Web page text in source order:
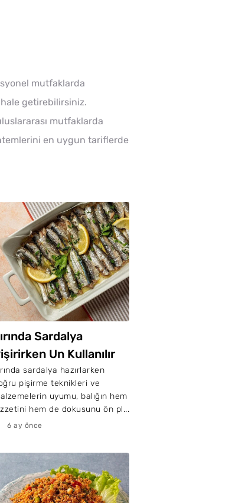
mutfaklarda
hale getirebilirsiniz.
mutfaklarda
en uygun tariflerde
Sardalya
Un Kullanılır
sardalya hazırlarken
pişirme teknikleri ve
uyumu, balığın hem
hem de dokusunu ön pl...
6 ay önce